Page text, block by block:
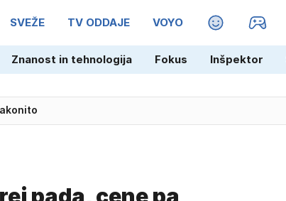
SVEŽE TV ODDAJE VOYO MAGAZIN
Znanost in tehnologija Fokus Inšpektor